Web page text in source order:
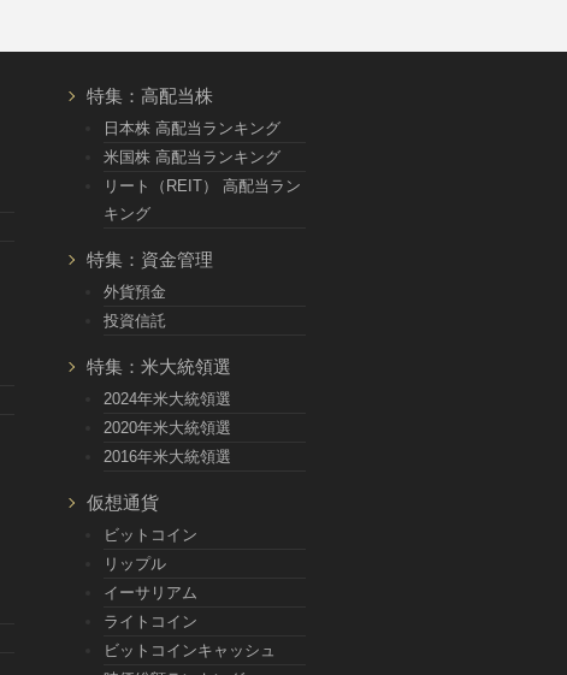
特集：高配当株
日本株 高配当ランキング
米国株 高配当ランキング
リート（REIT） 高配当ラン
キング
特集：資金管理
外貨預金
投資信託
特集：米大統領選
2024年米大統領選
2020年米大統領選
2016年米大統領選
仮想通貨
ビットコイン
リップル
イーサリアム
ライトコイン
ビットコインキャッシュ